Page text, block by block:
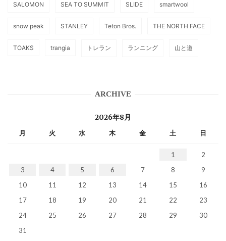
SALOMON SEA TO SUMMIT SLIDE smartwool
snow peak STANLEY Teton Bros. THE NORTH FACE
TOAKS trangia トレラン ランニング 山と道
ARCHIVE
2026年8月
月 火 水 木 金 土 日
1
2
3
4 5 6 7 8
9
10
11 12 13 14 15
16
17
18 19 20 21 22
23
24
25 26 27 28 29
30
31